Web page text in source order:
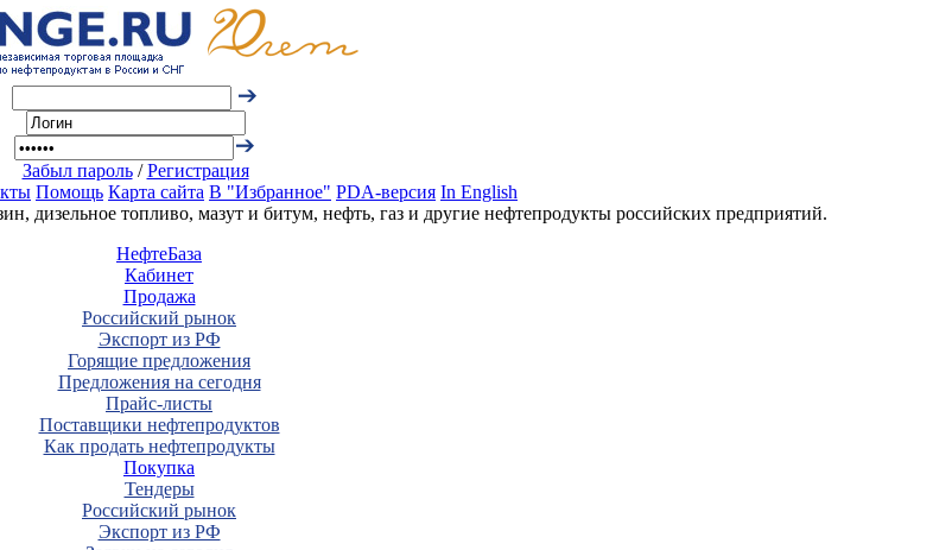
Забыл пароль/Регистрация
Помощь Карта сайта В "Избранное" PDA-версия In English
дизельное топливо, мазут и битум, нефть, газ и другие нефтепродукты российских предприятий.
НефтеБаза
Кабинет
Продажа
Российский рынок
Экспорт из РФ
Горящие предложения
Предложения на сегодня
Прайс-листы
Поставщики нефтепродуктов
Как продать нефтепродукты
Покупка
Тендеры
Российский рынок
Экспорт из РФ